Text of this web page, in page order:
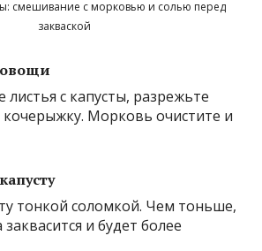
смешивание с морковью и солью перед
закваской
овощи
листья с капусты, разрежьте
кочерыжку. Морковь очистите и
тонкой соломкой. Чем тоньше,
и будет более